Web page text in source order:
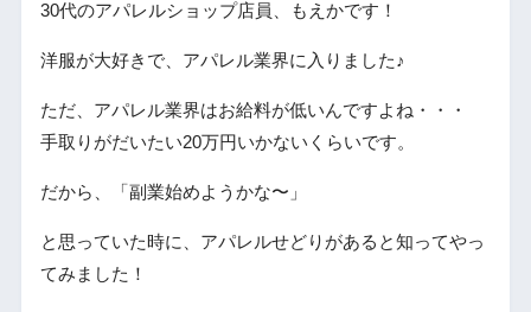
30代のアパレルショップ店員、もえかです！
洋服が大好きで、アパレル業界に入りました♪
ただ、アパレル業界はお給料が低いんですよね・・・
手取りがだいたい20万円いかないくらいです。
だから、「副業始めようかな〜」
と思っていた時に、アパレルせどりがあると知ってやっ
てみました！